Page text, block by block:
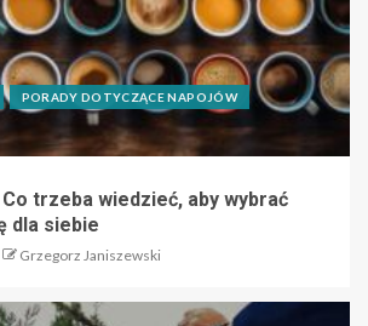
PORADY DOTYCZĄCE NAPOJÓW
trzeba wiedzieć, aby wybrać
dla siebie
Grzegorz Janiszewski